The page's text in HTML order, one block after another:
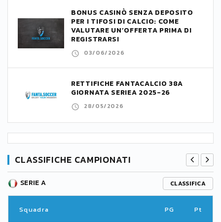
BONUS CASINÒ SENZA DEPOSITO
PER I TIFOSI DI CALCIO: COME
VALUTARE UN’OFFERTA PRIMA DI
REGISTRARSI
03/06/2026
RETTIFICHE FANTACALCIO 38A
GIORNATA SERIEA 2025-26
28/05/2026
CLASSIFICHE CAMPIONATI
SERIE A CLASSIFICA
Squadra PG Pt